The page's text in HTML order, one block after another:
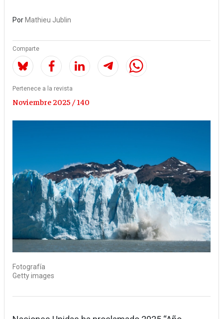
Por Mathieu Jublin
Comparte
Pertenece a la revista
Noviembre 2025 / 140
Fotografía
Getty images